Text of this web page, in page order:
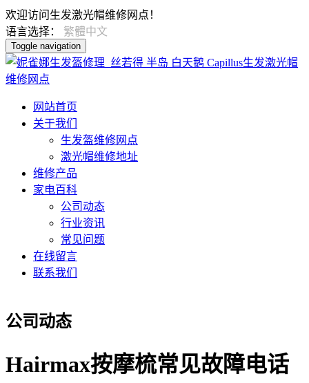
欢迎访问生发激光帽维修网点！
语言选择： 繁體中文
Toggle navigation
网站首页
关于我们
生发盔维修网点
激光帽维修地址
维修产品
家电百科
公司动态
行业资讯
常见问题
在线留言
联系我们
公司动态
Hairmax按摩梳常见故障电话